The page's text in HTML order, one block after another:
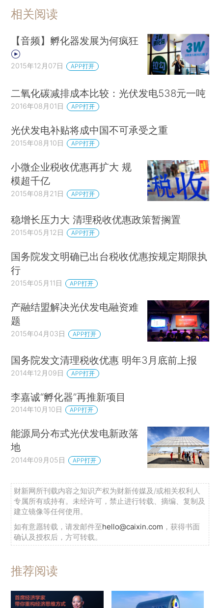
相关阅读
【音频】孵化器发展为何疯狂
2015年12月07日 APP打开
二氧化碳减排成本比较：光伏发电538元一吨
2016年08月01日 APP打开
光伏发电补贴将成中国不可承受之重
2015年08月10日 APP打开
小微企业税收优惠再扩大 规
模超千亿
2015年08月21日 APP打开
稳增长压力大 清理税收优惠政策暂搁置
2015年05月12日 APP打开
国务院发文明确已出台税收优惠按规定期限执
行
2015年05月11日 APP打开
产融结盟解决光伏发电融资难
题
2015年04月03日 APP打开
国务院发文清理税收优惠 明年3月底前上报
2014年12月09日 APP打开
李嘉诚“孵化器”再推新项目
2014年10月10日 APP打开
能源局分布式光伏发电新政落
地
2014年09月05日 APP打开
财新网所刊载内容之知识产权为财新传媒及/或相关权利人
专属所有或持有。未经许可，禁止进行转载、摘编、复制及
建立镜像等任何使用。
如有意愿转载，请发邮件至hello@caixin.com ，获得书面
确认及授权后，方可转载。
推荐阅读